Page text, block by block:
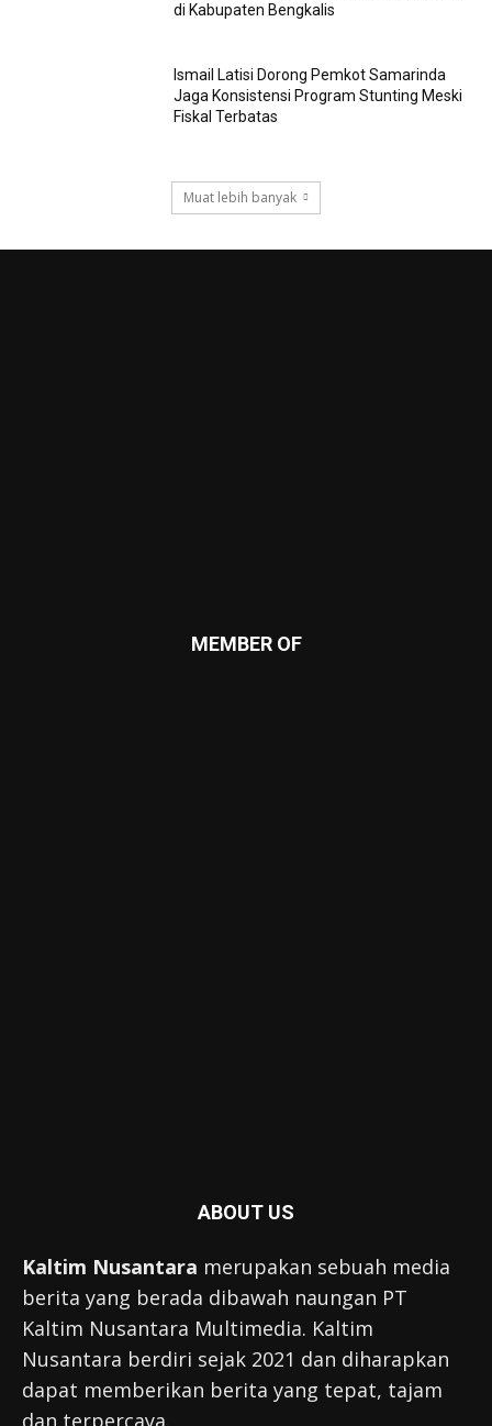
di Kabupaten Bengkalis
Ismail Latisi Dorong Pemkot Samarinda
Jaga Konsistensi Program Stunting Meski
Fiskal Terbatas
Muat lebih banyak
MEMBER OF
ABOUT US
Kaltim Nusantara merupakan sebuah media
berita yang berada dibawah naungan PT
Kaltim Nusantara Multimedia. Kaltim
Nusantara berdiri sejak 2021 dan diharapkan
dapat memberikan berita yang tepat, tajam
dan terpercaya.